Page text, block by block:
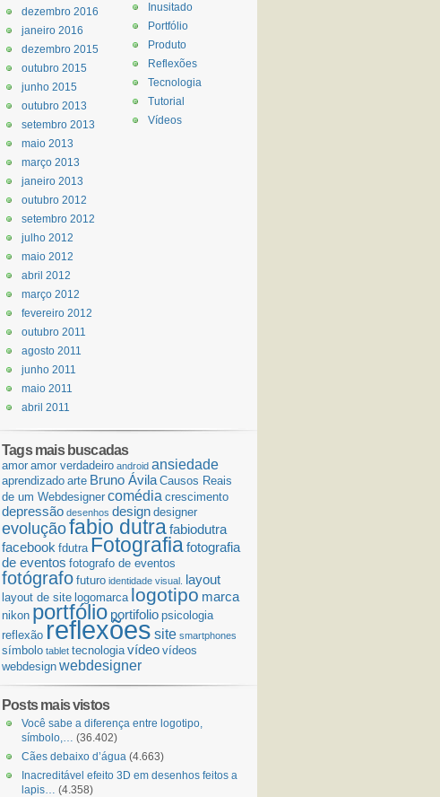
Inusitado
Portfólio
Produto
Reflexões
Tecnologia
Tutorial
Vídeos
dezembro 2016
janeiro 2016
dezembro 2015
outubro 2015
junho 2015
outubro 2013
setembro 2013
maio 2013
março 2013
janeiro 2013
outubro 2012
setembro 2012
julho 2012
maio 2012
abril 2012
março 2012
fevereiro 2012
outubro 2011
agosto 2011
junho 2011
maio 2011
abril 2011
Tags mais buscadas
amor amor verdadeiro android ansiedade
aprendizado arte Bruno Ávila Causos Reais
de um Webdesigner comédia crescimento
depressão desenhos design designer
evoluçãofabio dutrafabiodutra
facebook fdutra Fotografiafotografia
de eventos fotografo de eventos
fotógrafo futuro identidade visual. layout
layout de site logomarca logotipo marca
nikon portfólio portifolio psicologia
reflexão reflexõessite smartphones
símbolo tablet tecnologia vídeo vídeos
webdesign webdesigner
Posts mais vistos
Você sabe a diferença entre logotipo,
símbolo,… (36.402)
Cães debaixo d’água (4.663)
Inacreditável efeito 3D em desenhos feitos a
lapis… (4.358)